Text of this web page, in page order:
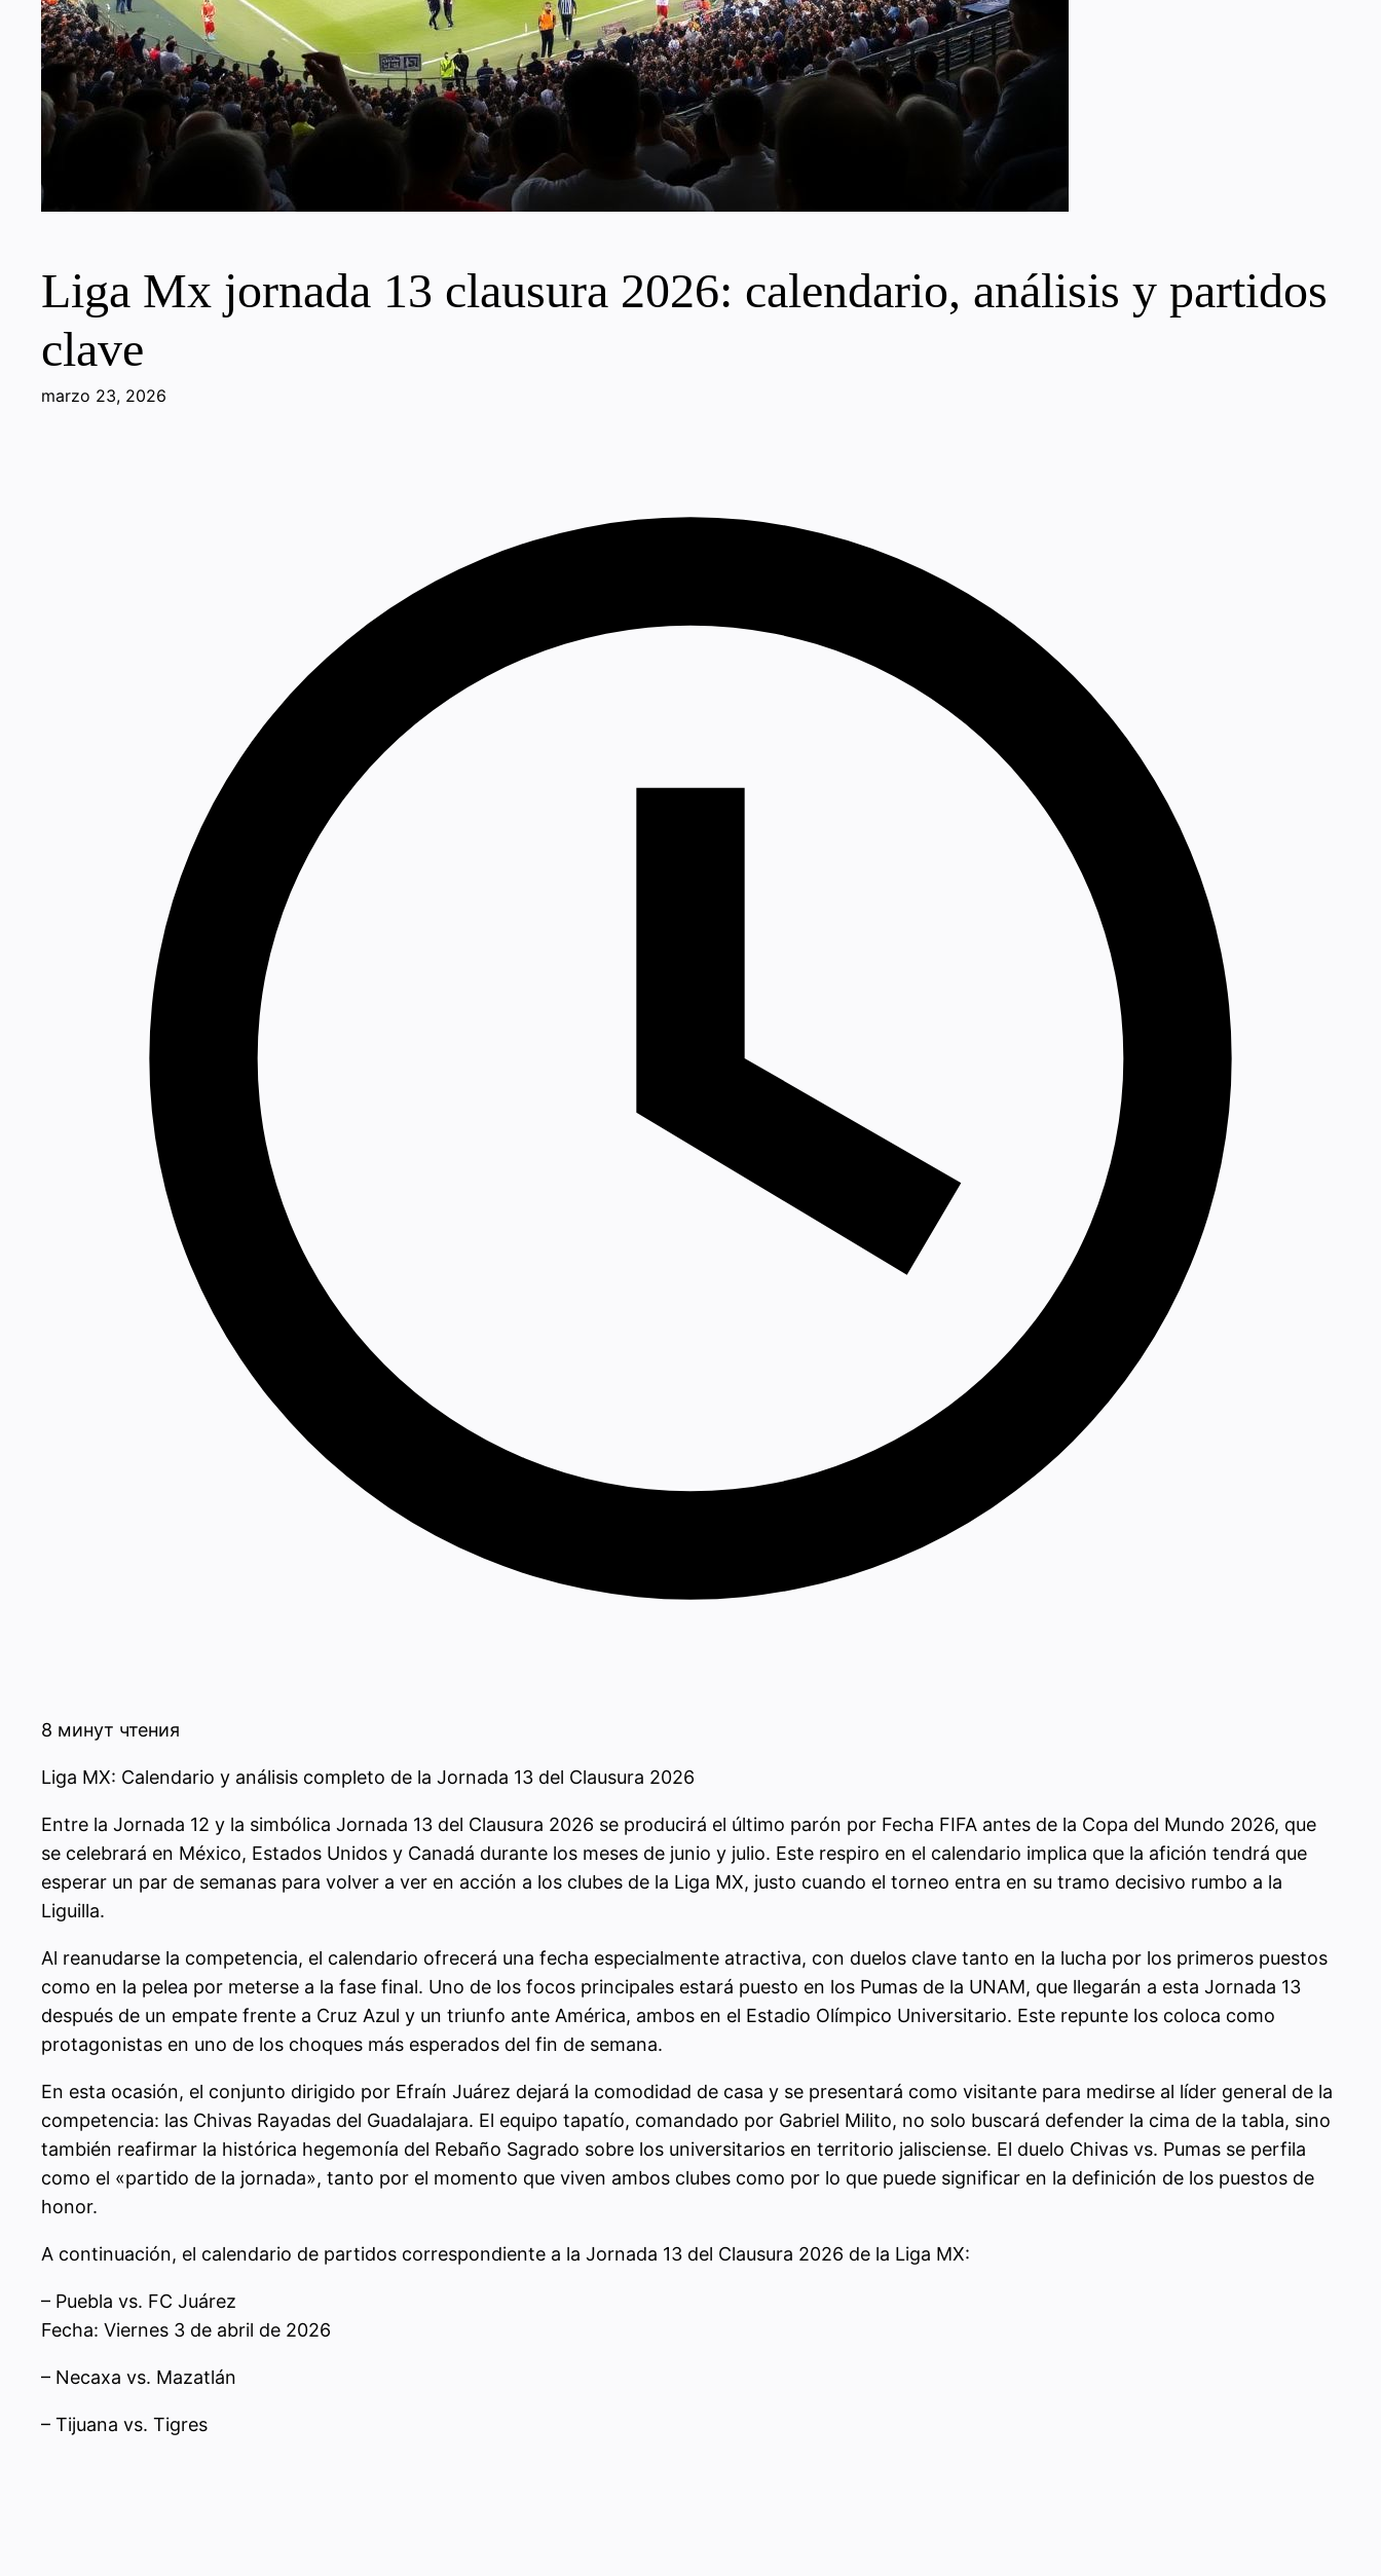
Liga Mx jornada 13 clausura 2026: calendario, análisis y partidos
clave
marzo 23, 2026
8 минут чтения
Liga MX: Calendario y análisis completo de la Jornada 13 del Clausura 2026
Entre la Jornada 12 y la simbólica Jornada 13 del Clausura 2026 se producirá el último parón por Fecha FIFA antes de la Copa del Mundo 2026, que
se celebrará en México, Estados Unidos y Canadá durante los meses de junio y julio. Este respiro en el calendario implica que la afición tendrá que
esperar un par de semanas para volver a ver en acción a los clubes de la Liga MX, justo cuando el torneo entra en su tramo decisivo rumbo a la
Liguilla.
Al reanudarse la competencia, el calendario ofrecerá una fecha especialmente atractiva, con duelos clave tanto en la lucha por los primeros puestos
como en la pelea por meterse a la fase final. Uno de los focos principales estará puesto en los Pumas de la UNAM, que llegarán a esta Jornada 13
después de un empate frente a Cruz Azul y un triunfo ante América, ambos en el Estadio Olímpico Universitario. Este repunte los coloca como
protagonistas en uno de los choques más esperados del fin de semana.
En esta ocasión, el conjunto dirigido por Efraín Juárez dejará la comodidad de casa y se presentará como visitante para medirse al líder general de la
competencia: las Chivas Rayadas del Guadalajara. El equipo tapatío, comandado por Gabriel Milito, no solo buscará defender la cima de la tabla, sino
también reafirmar la histórica hegemonía del Rebaño Sagrado sobre los universitarios en territorio jalisciense. El duelo Chivas vs. Pumas se perfila
como el «partido de la jornada», tanto por el momento que viven ambos clubes como por lo que puede significar en la definición de los puestos de
honor.
A continuación, el calendario de partidos correspondiente a la Jornada 13 del Clausura 2026 de la Liga MX:
– Puebla vs. FC Juárez
Fecha: Viernes 3 de abril de 2026
– Necaxa vs. Mazatlán
– Tijuana vs. Tigres